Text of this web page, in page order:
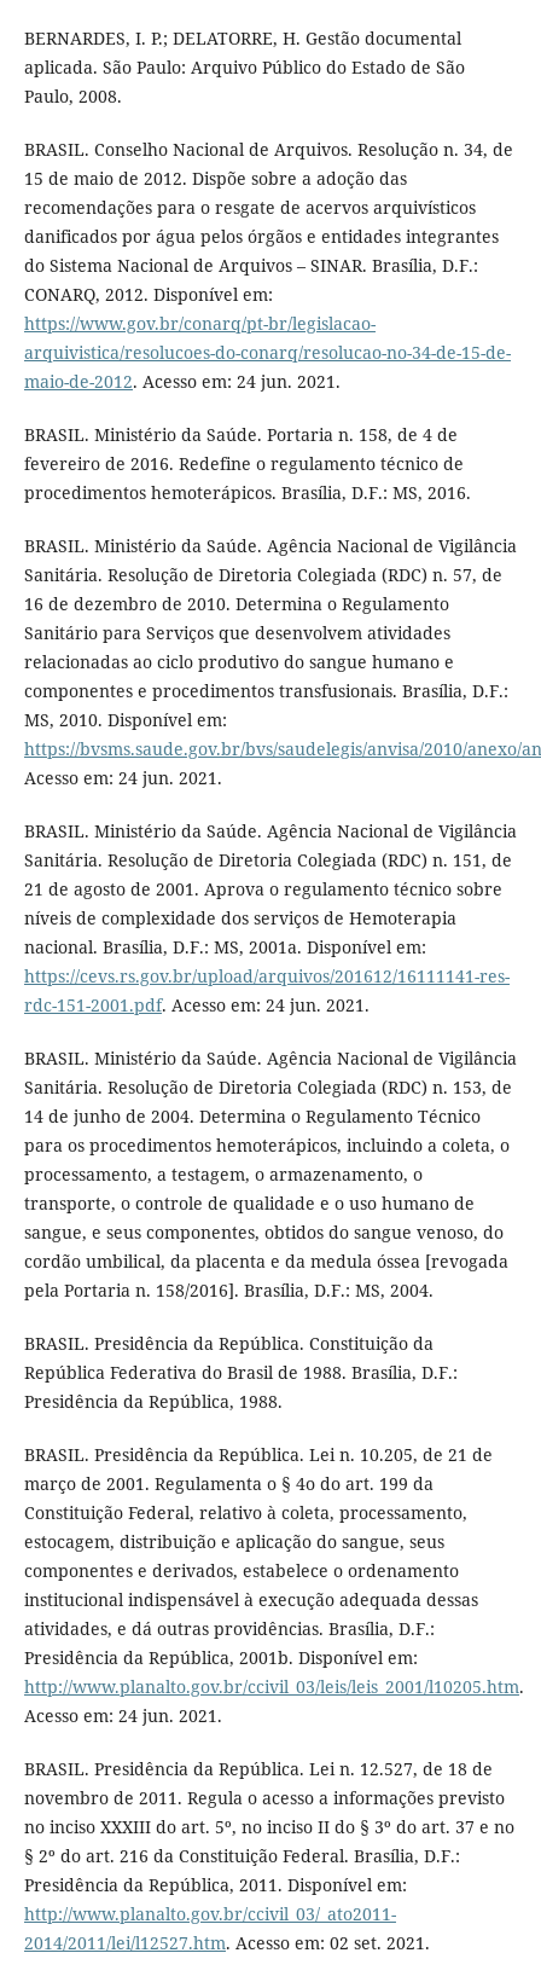
BERNARDES, I. P.; DELATORRE, H. Gestão documental
aplicada. São Paulo: Arquivo Público do Estado de São
Paulo, 2008.
BRASIL. Conselho Nacional de Arquivos. Resolução n. 34, de
15 de maio de 2012. Dispõe sobre a adoção das
recomendações para o resgate de acervos arquivísticos
danificados por água pelos órgãos e entidades integrantes
do Sistema Nacional de Arquivos – SINAR. Brasília, D.F.:
CONARQ, 2012. Disponível em:
https://www.gov.br/conarq/pt-br/legislacao-
arquivistica/resolucoes-do-conarq/resolucao-no-34-de-15-de-
maio-de-2012. Acesso em: 24 jun. 2021.
BRASIL. Ministério da Saúde. Portaria n. 158, de 4 de
fevereiro de 2016. Redefine o regulamento técnico de
procedimentos hemoterápicos. Brasília, D.F.: MS, 2016.
BRASIL. Ministério da Saúde. Agência Nacional de Vigilância
Sanitária. Resolução de Diretoria Colegiada (RDC) n. 57, de
16 de dezembro de 2010. Determina o Regulamento
Sanitário para Serviços que desenvolvem atividades
relacionadas ao ciclo produtivo do sangue humano e
componentes e procedimentos transfusionais. Brasília, D.F.:
MS, 2010. Disponível em:
https://bvsms.saude.gov.br/bvs/saudelegis/anvisa/2010/anexo/
Acesso em: 24 jun. 2021.
BRASIL. Ministério da Saúde. Agência Nacional de Vigilância
Sanitária. Resolução de Diretoria Colegiada (RDC) n. 151, de
21 de agosto de 2001. Aprova o regulamento técnico sobre
níveis de complexidade dos serviços de Hemoterapia
nacional. Brasília, D.F.: MS, 2001a. Disponível em:
https://cevs.rs.gov.br/upload/arquivos/201612/16111141-res-
rdc-151-2001.pdf. Acesso em: 24 jun. 2021.
BRASIL. Ministério da Saúde. Agência Nacional de Vigilância
Sanitária. Resolução de Diretoria Colegiada (RDC) n. 153, de
14 de junho de 2004. Determina o Regulamento Técnico
para os procedimentos hemoterápicos, incluindo a coleta, o
processamento, a testagem, o armazenamento, o
transporte, o controle de qualidade e o uso humano de
sangue, e seus componentes, obtidos do sangue venoso, do
cordão umbilical, da placenta e da medula óssea [revogada
pela Portaria n. 158/2016]. Brasília, D.F.: MS, 2004.
BRASIL. Presidência da República. Constituição da
República Federativa do Brasil de 1988. Brasília, D.F.:
Presidência da República, 1988.
BRASIL. Presidência da República. Lei n. 10.205, de 21 de
março de 2001. Regulamenta o § 4o do art. 199 da
Constituição Federal, relativo à coleta, processamento,
estocagem, distribuição e aplicação do sangue, seus
componentes e derivados, estabelece o ordenamento
institucional indispensável à execução adequada dessas
atividades, e dá outras providências. Brasília, D.F.:
Presidência da República, 2001b. Disponível em:
http://www.planalto.gov.br/ccivil_03/leis/leis_2001/l10205.htm.
Acesso em: 24 jun. 2021.
BRASIL. Presidência da República. Lei n. 12.527, de 18 de
novembro de 2011. Regula o acesso a informações previsto
no inciso XXXIII do art. 5º, no inciso II do § 3º do art. 37 e no
§ 2º do art. 216 da Constituição Federal. Brasília, D.F.:
Presidência da República, 2011. Disponível em:
http://www.planalto.gov.br/ccivil_03/_ato2011-
2014/2011/lei/l12527.htm. Acesso em: 02 set. 2021.